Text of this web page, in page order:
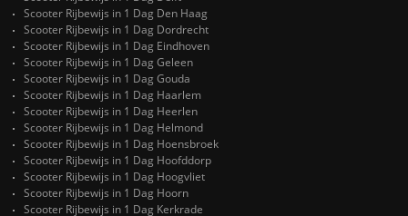
Scooter Rijbewijs in 1 Dag Den Haag
Scooter Rijbewijs in 1 Dag Dordrecht
Scooter Rijbewijs in 1 Dag Eindhoven
Scooter Rijbewijs in 1 Dag Geleen
Scooter Rijbewijs in 1 Dag Gouda
Scooter Rijbewijs in 1 Dag Haarlem
Scooter Rijbewijs in 1 Dag Heerlen
Scooter Rijbewijs in 1 Dag Helmond
Scooter Rijbewijs in 1 Dag Hoensbroek
Scooter Rijbewijs in 1 Dag Hoofddorp
Scooter Rijbewijs in 1 Dag Hoogvliet
Scooter Rijbewijs in 1 Dag Hoorn
Scooter Rijbewijs in 1 Dag Kerkrade